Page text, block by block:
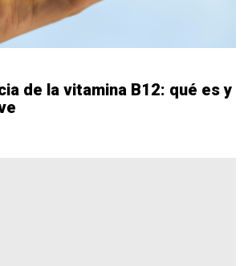
de la vitamina B12: qué es y